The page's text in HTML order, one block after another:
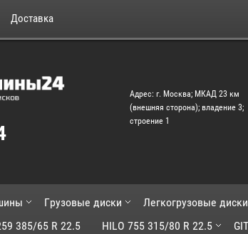
Доставка
Адрес: г. Москва; МКАД 23 км
(внешняя сторона); владение 3;
строение 1
Грузовые диски Легкогрузовые диски
385/65 R 22.5 HILO 755 315/80 R 22.5